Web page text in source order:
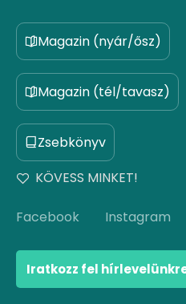
Magazin (nyár/ősz)
Magazin (tél/tavasz)
Zsebkönyv
KÖVESS MINKET!
Facebook Instagram
Iratkozz fel